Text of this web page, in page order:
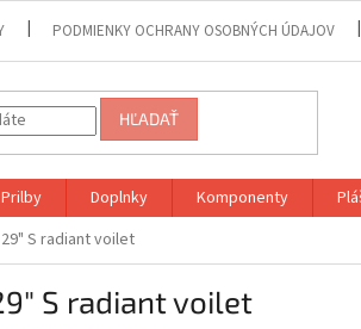
PODMIENKY OCHRANY OSOBNÝCH ÚDAJOV
HĽADAŤ
Prilby Doplnky Komponenty
29" S radiant voilet
S radiant voilet